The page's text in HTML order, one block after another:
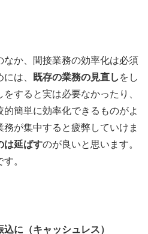
か、間接業務の効率化は必須
は、
既存の業務の見直し をし
すると実は必要なかったり、
簡単に効率化できるものがよ
務が集中すると疲弊していけま
は延ばすのが良いと思います。
。
に（キャッシュレス）